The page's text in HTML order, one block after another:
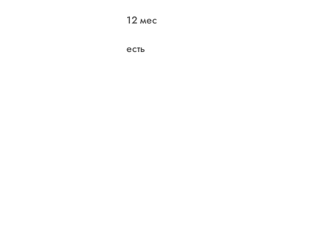
12 мес
есть